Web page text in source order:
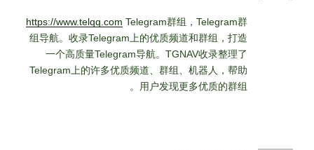
https://www.telqq.com Telegram群组，Telegram群
组导航。收录Telegram上的优质频道和群组，打造
一个高质量Telegram导航。TGNAV收录整理了
Telegram上的许多优质频道、群组、机器人，帮助
用户发现更多优质的群组。